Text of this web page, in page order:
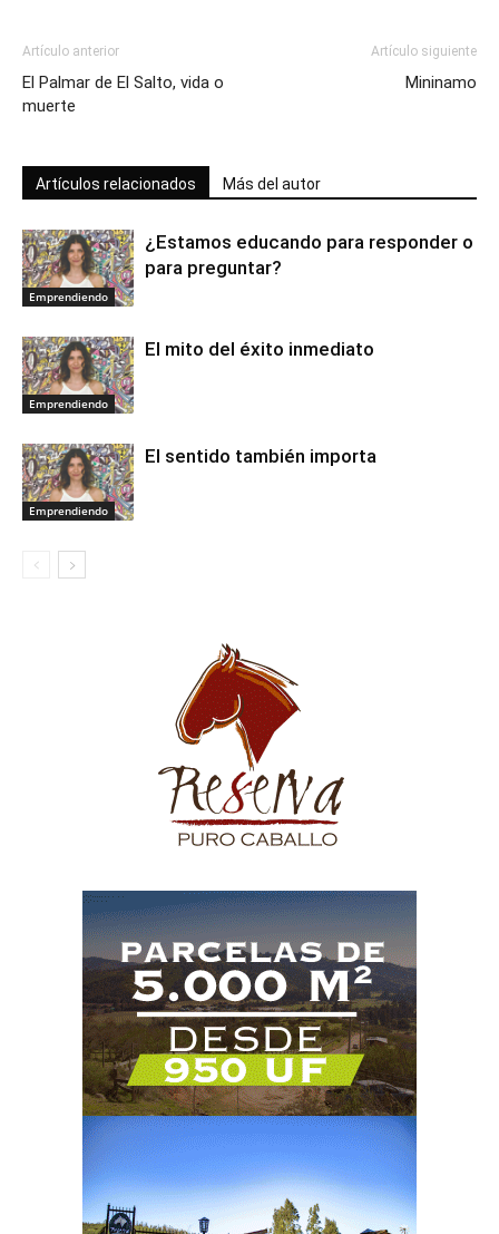
Artículo anterior
El Palmar de El Salto, vida o
muerte
Artículo siguiente
Mininamo
Artículos relacionados Más del autor
Emprendiendo
¿Estamos educando para responder o
para preguntar?
Emprendiendo
El mito del éxito inmediato
Emprendiendo
El sentido también importa